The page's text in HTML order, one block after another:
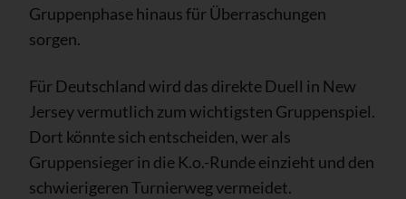
Gruppenphase hinaus für Überraschungen
sorgen.
Für Deutschland wird das direkte Duell in New
Jersey vermutlich zum wichtigsten Gruppenspiel.
Dort könnte sich entscheiden, wer als
Gruppensieger in die K.o.-Runde einzieht und den
schwierigeren Turnierweg vermeidet.